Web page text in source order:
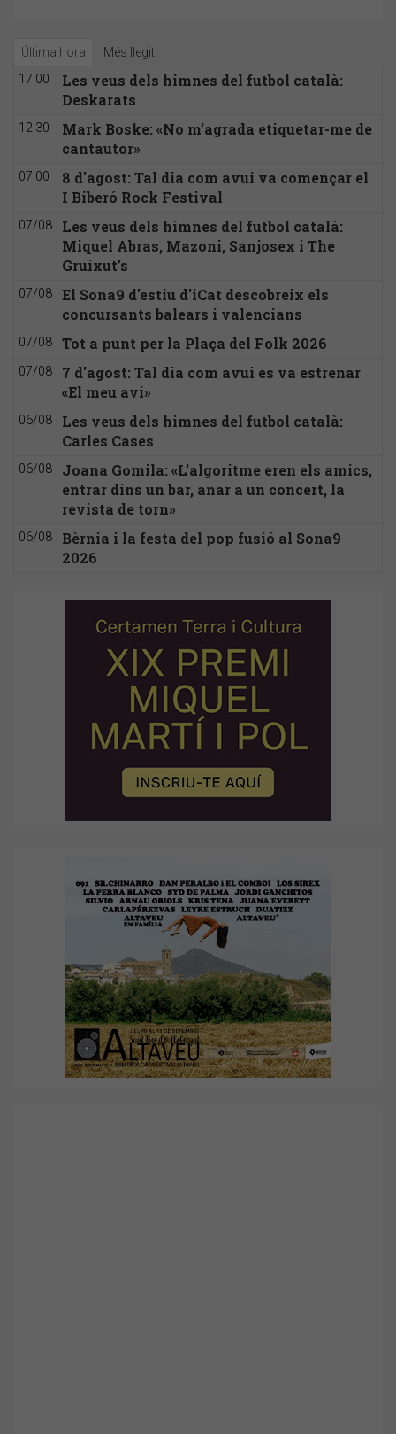
Última hora Més llegit
17:00
Les veus dels himnes del futbol català:
Deskarats
12:30
Mark Boske: «No m’agrada etiquetar-me de
cantautor»
07:00
8 d'agost: Tal dia com avui va començar el
I Biberó Rock Festival
07/08
Les veus dels himnes del futbol català:
Miquel Abras, Mazoni, Sanjosex i The
Gruixut’s
07/08
El Sona9 d'estiu d'iCat descobreix els
concursants balears i valencians
07/08 Tot a punt per la Plaça del Folk 2026
07/08
7 d'agost: Tal dia com avui es va estrenar
«El meu avi»
06/08
Les veus dels himnes del futbol català:
Carles Cases
06/08
Joana Gomila: «L’algoritme eren els amics,
entrar dins un bar, anar a un concert, la
revista de torn»
06/08
Bèrnia i la festa del pop fusió al Sona9
2026